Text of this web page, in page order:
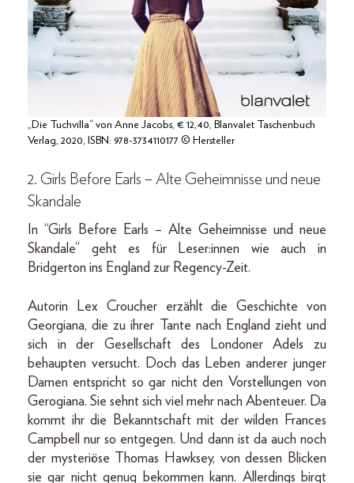
„Die Tuchvilla“ von Anne Jacobs, € 12,40, Blanvalet Taschenbuch
Verlag, 2020, ISBN: 978-3734110177 © Hersteller
2. Girls Before Earls – Alte Geheimnisse und neue
Skandale
In “Girls Before Earls – Alte Geheimnisse und neue
Skandale” geht es für Leser:innen wie auch in
Bridgerton ins England zur Regency-Zeit.
Autorin Lex Croucher erzählt die Geschichte von
Georgiana, die zu ihrer Tante nach England zieht und
sich in der Gesellschaft des Londoner Adels zu
behaupten versucht. Doch das Leben anderer junger
Damen entspricht so gar nicht den Vorstellungen von
Gerogiana. Sie sehnt sich viel mehr nach Abenteuer. Da
kommt ihr die Bekanntschaft mit der wilden Frances
Campbell nur so entgegen. Und dann ist da auch noch
der mysteriöse Thomas Hawksey, von dessen Blicken
sie gar nicht genug bekommen kann. Allerdings birgt